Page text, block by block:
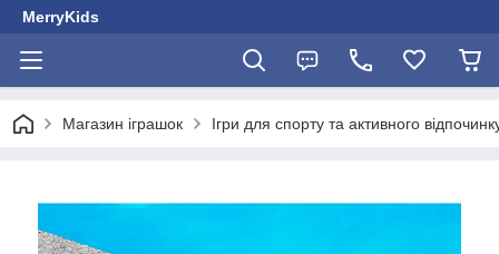
MerryKids
Магазин іграшок Ігри для спорту та активного